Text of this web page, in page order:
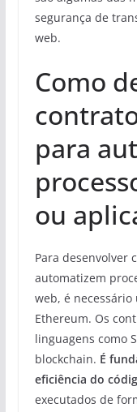
segurança de
web.
Como
para
ou
Para desenvolver
automatizem
web, é
Ethereum. Os
linguagens como
blockchain. É
eficiência do
executados de